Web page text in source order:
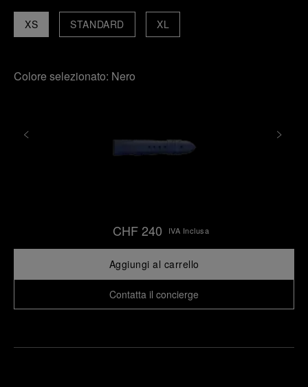
XS XL
STANDARD
Colore selezionato: Nero
CHF 240 IVA Inclusa
Aggiungi al carrello
Contatta il concierge